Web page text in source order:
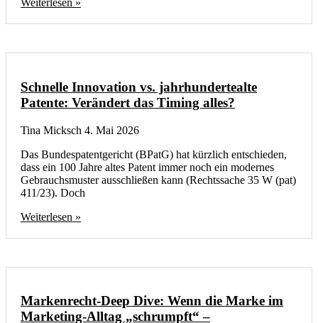
Weiterlesen »
Schnelle Innovation vs. jahrhundertealte
Patente: Verändert das Timing alles?
Tina Micksch 4. Mai 2026
Das Bundespatentgericht (BPatG) hat kürzlich entschieden,
dass ein 100 Jahre altes Patent immer noch ein modernes
Gebrauchsmuster ausschließen kann (Rechtssache 35 W (pat)
411/23). Doch
Weiterlesen »
Markenrecht-Deep Dive: Wenn die Marke im
Marketing-Alltag „schrumpft“ –